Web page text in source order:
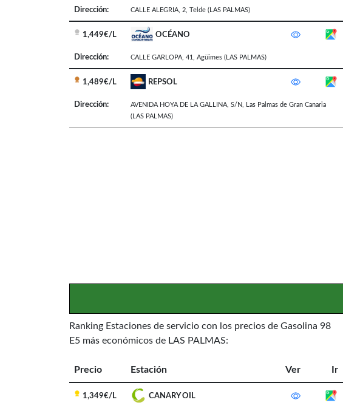
Dirección: CALLE ALEGRIA, 2 Telde (LAS PALMAS)
1,449€/L OCÉANO
Dirección: CALLE GARLOPA, 41 Agüimes (LAS PALMAS)
1,489€/L REPSOL
Dirección: AVENIDA HOYA DE LA GALLINA, S/N
Las Palmas de Gran Canaria
(LAS PALMAS)
Ranking Estaciones de servicio con los precios de Gasolina 98
E5 más económicos de LAS PALMAS:
Precio Estación Ver Ir
1,349€/L CANARY OIL